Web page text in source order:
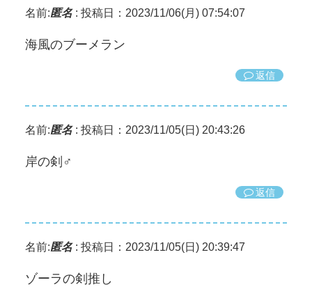
名前:匿名: 投稿日：2023/11/06(月) 07:54:07
海風のブーメラン
返信
名前:匿名: 投稿日：2023/11/05(日) 20:43:26
岸の剣️‍♂️
返信
名前:匿名: 投稿日：2023/11/05(日) 20:39:47
ゾーラの剣推し